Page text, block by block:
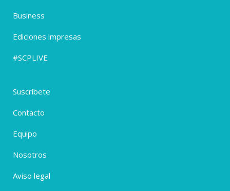
Business
Ediciones impresas
#SCPLIVE
Suscríbete
Contacto
Equipo
Nosotros
Aviso legal